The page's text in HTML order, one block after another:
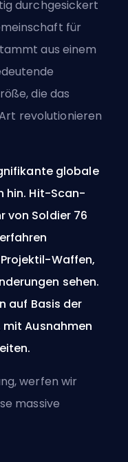
durchgesickert
für
aus einem
die das
revolutionieren
globale
hin. Hit-Scan-
von Soldier 76
Waffen,
sehen.
auf Basis der
Ausnahmen
werfen wir
massive